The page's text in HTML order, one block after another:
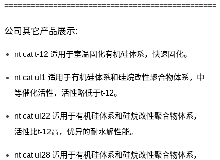
公司其它产品展示:
nt cat t-12 适用于室温固化有机硅体系，快速固化。
nt cat ul1 适用于有机硅体系和硅烷改性聚合物体系，中
等催化活性，活性略低于t-12。
nt cat ul22 适用于有机硅体系和硅烷改性聚合物体系，
活性比t-12高，优异的耐水解性能。
nt cat ul28 适用于有机硅体系和硅烷改性聚合物体系，